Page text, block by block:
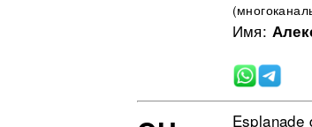
Имя:
Esplanade